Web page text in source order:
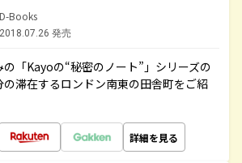
D-Books
2018.07.26 発売
「Kayoの“秘密のノート”」シリーズの
滞在するロンドン南東の田舎町をご紹
詳細を見る